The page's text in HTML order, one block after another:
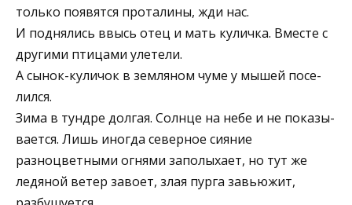
только по­явятся проталины, жди нас.
И поднялись ввысь отец и мать куличка. Вместе с
другими птицами улетели.
А сынок-куличок в земляном чуме у мышей посе­
лился.
Зима в тундре долгая. Солнце на небе и не показы­
вается. Лишь иногда северное сияние
разноцветными огнями заполыхает, но тут же
ледяной ветер завоет, злая пурга завьюжит,